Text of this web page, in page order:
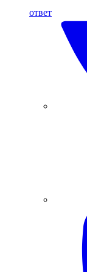
ответ